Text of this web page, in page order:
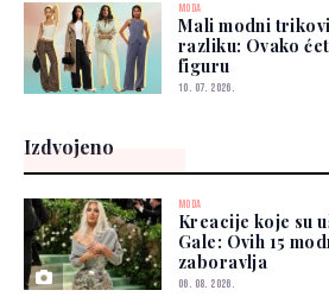
MODA
Mali modni
razliku: Ovako
figuru
10. 07. 2026.
Izdvojeno
MODA
Kreacije koje su
Gale: Ovih 15
zaboravlja
06. 08. 2026.